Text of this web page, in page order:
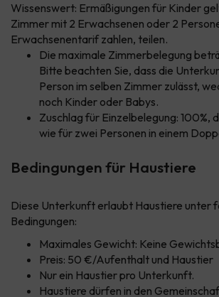
Wissenswert: Ermäßigungen für Kinder
Zimmer mit 2 Erwachsenen oder 2
Erwachsenentarif zahlen, teilen.
Die maximale Zimmerbelegung
Bitte beachten Sie, dass die
Person im selben Zimmer zulässt,
noch Kinder oder Babys.
Zuschlag für Einzelbelegung: 100%,
wie für zwei Personen in einem
Bedingungen für Haustiere
Diese Unterkunft erlaubt Haustiere unter
Bedingungen:
Maximales Gewicht: Keine
Preis: 50 €/Aufenthalt und Haustier
Nur ein Haustier pro Unterkunft.
Haustiere dürfen in den